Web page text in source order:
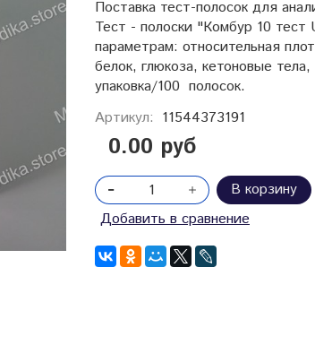
Поставка тест-полосок для
Тест - полоски "Комбур 10 тест
параметрам: относительная
белок, глюкоза, кетоновые
упаковка/100 полосок.
Артикул: 11544373191
0.00 руб
В корзину
Добавить в сравнение